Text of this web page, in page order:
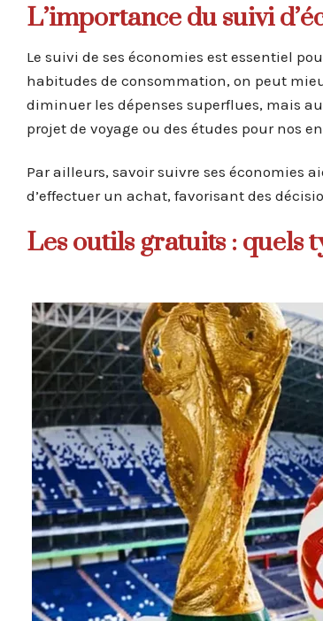
L’importance du suivi
Le suivi de ses économies est essentiel
habitudes de consommation, on peut
diminuer les dépenses superflues, mais
projet de voyage ou des études pour nos
Par ailleurs, savoir suivre ses économies
d’effectuer un achat, favorisant des
Les outils gratuits : quels